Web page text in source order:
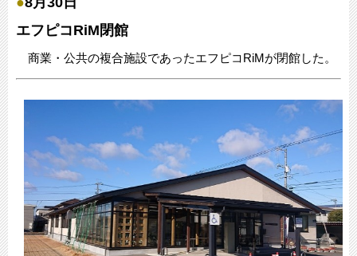
エフピコRiM閉館
商業・公共の複合施設であったエフピコRiMが閉館した。